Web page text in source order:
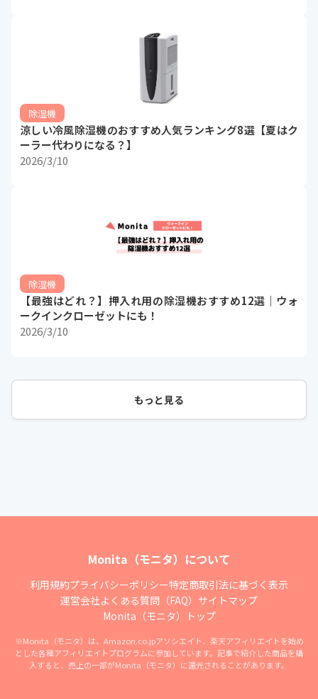
除湿機
涼しい冷風除湿機のおすすめ人気ランキング8選【夏はク
ーラー代わりになる？】
2026/3/10
除湿機
【最強はどれ？】押入れ用の除湿機おすすめ12選｜ウォ
ークインクローゼットにも！
2026/3/10
もっと見る
Monita（モニタ）について
利用規約プライバシーポリシー特定商取引法に基づく表示
運営会社よくある質問（FAQ） サイトマップ
Monita（モニタ）トップ
※Monita（モニタ）は、Amazon.co.jpアソシエイト、楽天アフィリエイトを始め
とした各種アフィリエイトプログラムに参加しています。記事で紹介した商品を購
入すると、売上の一部がMonita（モニタ）に還元されることがあります。